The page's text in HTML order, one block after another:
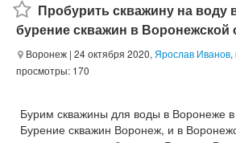
Пробурить скважину на воду
бурение скважин в Воронежской
Воронеж | 24 октября 2020, Ярослав Иванов,
просмотры: 170
Бурим скважины для воды в Воронеже
Бурение скважин Воронеж, и в